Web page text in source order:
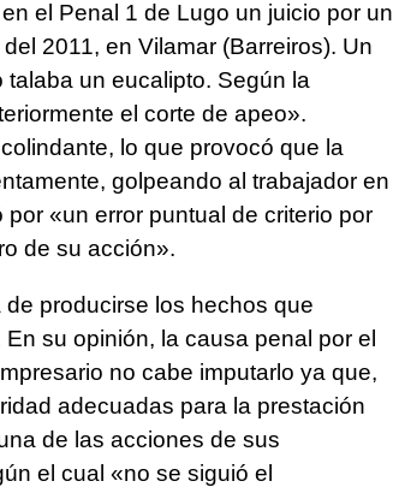
el Penal 1 de Lugo un juicio por un
2011, en Vilamar (Barreiros). Un
un eucalipto. Según la
el corte de apeo».
lo que provocó que la
golpeando al trabajador en
«un error puntual de criterio por
de su acción».
producirse los hechos que
su opinión, la causa penal por el
no cabe imputarlo ya que,
adecuadas para la prestación
de las acciones de sus
el cual «no se siguió el